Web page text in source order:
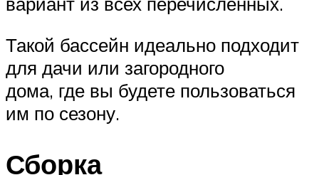
Такой бассейн идеально подходит
для дачи или загородного
дома, где вы будете пользоваться
им по сезону.
Сборка